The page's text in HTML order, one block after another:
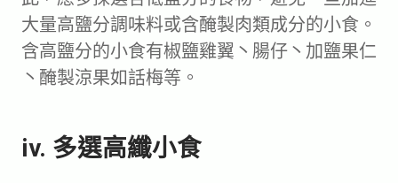
大量高鹽分調味料或含醃製肉類成分的小食。
含高鹽分的小食有椒鹽雞翼丶腸仔丶加鹽果仁
丶醃製涼果如話梅等。
iv. 多選高纖小食